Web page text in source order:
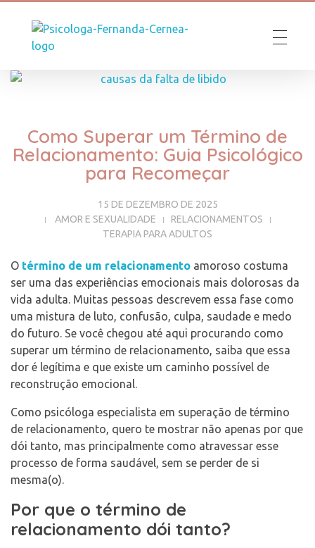
Como Superar um Término de
Relacionamento: Guia Psicológico
para Recomeçar
15 DE DEZEMBRO DE 2025
AMOR E SEXUALIDADE
RELACIONAMENTOS
TERAPIA PARA ADULTOS
O término de um relacionamento amoroso costuma
ser uma das experiências emocionais mais dolorosas da
vida adulta. Muitas pessoas descrevem essa fase como
uma mistura de luto, confusão, culpa, saudade e medo
do futuro. Se você chegou até aqui procurando como
superar um término de relacionamento, saiba que essa
dor é legítima e que existe um caminho possível de
reconstrução emocional.
Como psicóloga especialista em superação de término
de relacionamento, quero te mostrar não apenas por que
dói tanto, mas principalmente como atravessar esse
processo de forma saudável, sem se perder de si
mesma(o).
Por que o término de
relacionamento dói tanto?